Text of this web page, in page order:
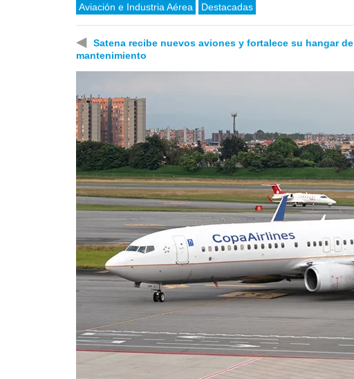
Aviación e Industria Aérea
Destacadas
◀
Satena recibe nuevos aviones y fortalece su hangar de
mantenimiento